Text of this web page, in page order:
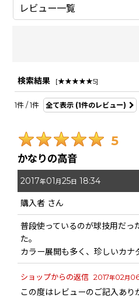
レビュー一覧
レビュー検索
:
画像 :
星の数:
年代:
性別 :
並び順:
検索結果 [★★★★★5]
1件 / 1件 全て表示 (1件のレビュー)
5
かなりの高音
2017年01 月25日 18:34
購入者 さん
普段使っているのが球技用だっ
た。
カラー展開も多く、珍しいカナ
ショップからの返信 2017年02月
この度はレビューのご記入あり